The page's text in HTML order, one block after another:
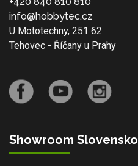
info@hobbytec.cz
U Mototechny, 251 62
Tehovec - Říčany u Prahy
Showroom Slovensko